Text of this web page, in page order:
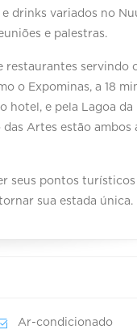
drinks variados no
e palestras.
restaurantes servindo
o Expominas, a 18
hotel, e pela Lagoa da
Artes estão ambos
seus pontos turísticos
sua estada única.
Ar-condicionado